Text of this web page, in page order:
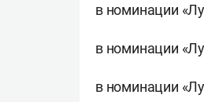
в номинации
в номинации
в номинации